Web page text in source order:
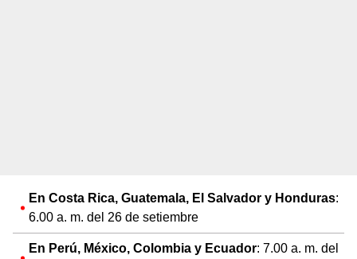
En Costa Rica, Guatemala, El Salvador y Honduras:
6.00 a. m. del 26 de setiembre
En Perú, México, Colombia y Ecuador: 7.00 a. m. del